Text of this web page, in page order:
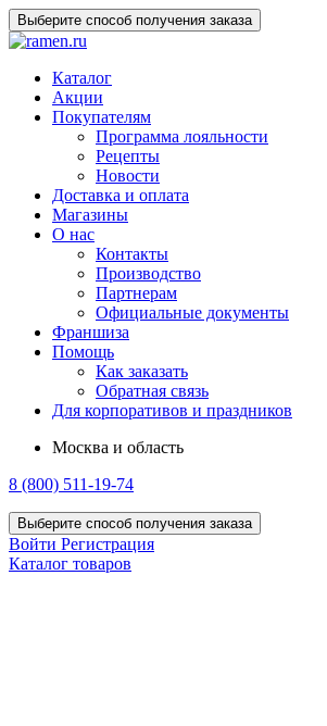
Выберите способ получения заказа
Каталог
Акции
Покупателям
Программа лояльности
Рецепты
Новости
Доставка и оплата
Магазины
О нас
Контакты
Производство
Партнерам
Официальные документы
Франшиза
Помощь
Как заказать
Обратная связь
Для корпоративов и праздников
Москва и область
8 (800) 511-19-74
Выберите способ получения заказа
Войти Регистрация
Каталог товаров